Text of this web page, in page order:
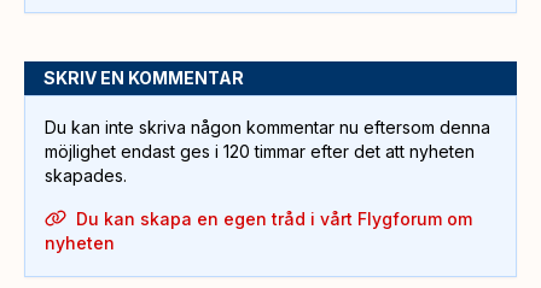
SKRIV EN KOMMENTAR
Du kan inte skriva någon kommentar nu eftersom denna
möjlighet endast ges i 120 timmar efter det att nyheten
skapades.
Du kan skapa en egen tråd i vårt Flygforum om
nyheten